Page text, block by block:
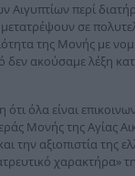
Αιγυπτίων περί
μετατρέψουν σε
της Μονής με
δεν ακούσαμε λέξη
όλα είναι
Μονής της Αγίας
την αξιοπιστία της
χαρακτήρα»